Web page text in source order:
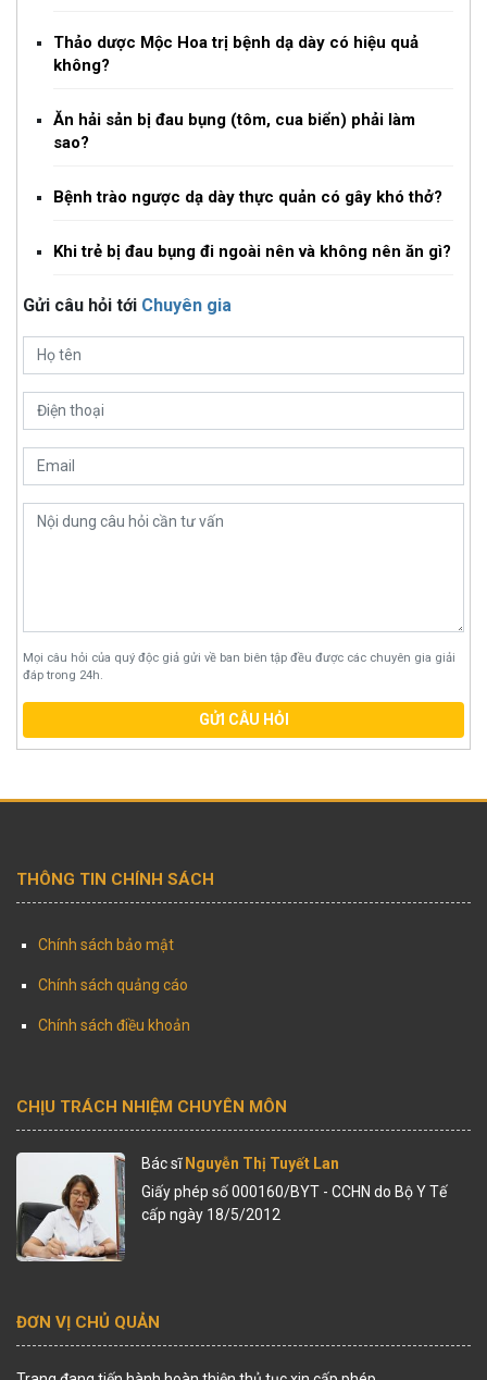
Thảo dược Mộc Hoa trị bệnh dạ dày có hiệu quả
không?
Ăn hải sản bị đau bụng (tôm, cua biển) phải làm
sao?
Bệnh trào ngược dạ dày thực quản có gây khó thở?
Khi trẻ bị đau bụng đi ngoài nên và không nên ăn gì?
Gửi câu hỏi tới Chuyên gia
Mọi câu hỏi của quý độc giả gửi về ban biên tập đều được các chuyên gia giải
đáp trong 24h.
GỬI CÂU HỎI
THÔNG TIN CHÍNH SÁCH
Chính sách bảo mật
Chính sách quảng cáo
Chính sách điều khoản
CHỊU TRÁCH NHIỆM CHUYÊN MÔN
Bác sĩ Nguyễn Thị Tuyết Lan
Giấy phép số 000160/BYT - CCHN do Bộ Y Tế
cấp ngày 18/5/2012
ĐƠN VỊ CHỦ QUẢN